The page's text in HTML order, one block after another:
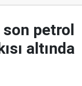
petrol
altında